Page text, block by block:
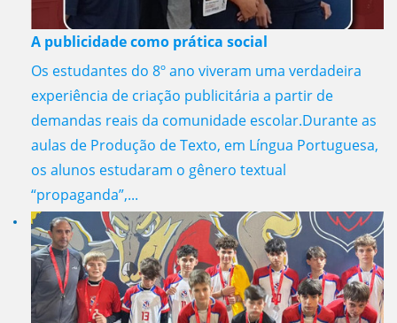
A publicidade como prática social
Os estudantes do 8º ano viveram uma verdadeira
experiência de criação publicitária a partir de
demandas reais da comunidade escolar.Durante as
aulas de Produção de Texto, em Língua Portuguesa,
os alunos estudaram o gênero textual
“propaganda”,...